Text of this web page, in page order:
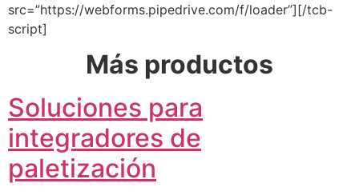
src=”https://webforms.pipedrive.com/f/loader”][/tcb-
script]
Más productos
Soluciones para
integradores de
paletización